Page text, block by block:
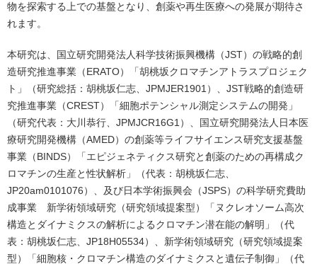
物を探索する上での基盤となり、創薬や再生医療への発展が期待さ
れます。
本研究は、国立研究開発法人科学技術振興機構（JST）の戦略的創
造研究推進事業（ERATO）「胡桃坂クロマチンアトラスプロジェク
ト」（研究総括：胡桃坂仁志、JPMJER1901）、JST戦略的創造研
究推進事業（CREST）「細胞ポテンシャル測定システムの開発」
（研究代表：大川恭行、JPMJCR16G1）、国立研究開発法人日本医
療研究開発機構（AMED）の創薬等ライフサイエンス研究支援基盤
事業（BINDS）「エピジェネティクス研究と創薬のための再構成ク
ロマチンの生産と性状解析」（代表：胡桃坂仁志、
JP20am0101076）、及び日本学術振興会（JSPS）の科学研究費助
成事業 新学術領域研究（研究領域提案型）「ヌクレオソーム高次
構造とダイナミクスの解析によるクロマチン潜在能の解明」（代
表：胡桃坂仁志、JP18H05534）、新学術領域研究（研究領域提案
型）「細胞核・クロマチン構造のダイナミクスと遺伝子制御」（代